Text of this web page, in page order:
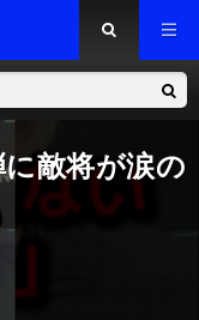
敵将が涙の